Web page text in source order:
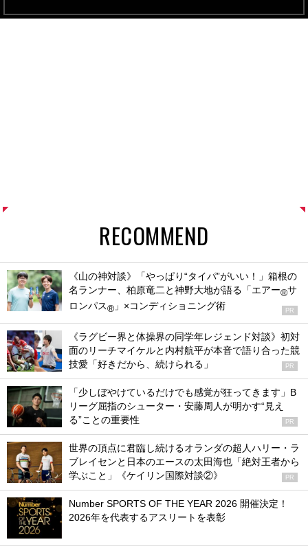
RECOMMEND
《山の神対談》「やっぱり“タイパ”がいい！」箱根の
名ランナー、柏原竜二と神野大地が語る「エアー®サ
ロンパス® 」×コンディショニング術 PR
《ラグビー界と体操界の同学年レジェンド対談》初対
面のリーチマイケルと内村航平が本音で語り合った競
技愛「好きだから、続けられる」
PR
「少しぼやけているだけでも感覚が狂ってきます」B
リーグ屈指のシューター・安藤周人が明かす“見え
る”ことの重要性
PR
世界の頂点に君臨し続けるオランダの超人ハリー・ラ
ブレイセンと日本のエースの太田海也「絶対王者から
学ぶこと」《ケイリン国際対談②》
PR
Number SPORTS OF THE YEAR 2026 開催決定！
2026年を代表するアスリートを表彰